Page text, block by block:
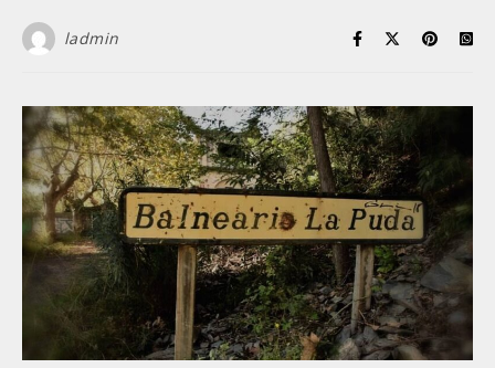
ladmin